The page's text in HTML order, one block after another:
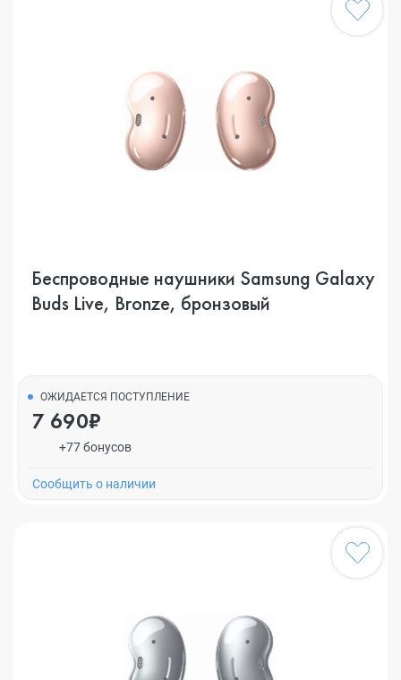
Беспроводные наушники Samsung Galaxy
Buds Live, Bronze, бронзовый
ОЖИДАЕТСЯ ПОСТУПЛЕНИЕ
7 690₽
+77 бонусов
Cообщить о наличии